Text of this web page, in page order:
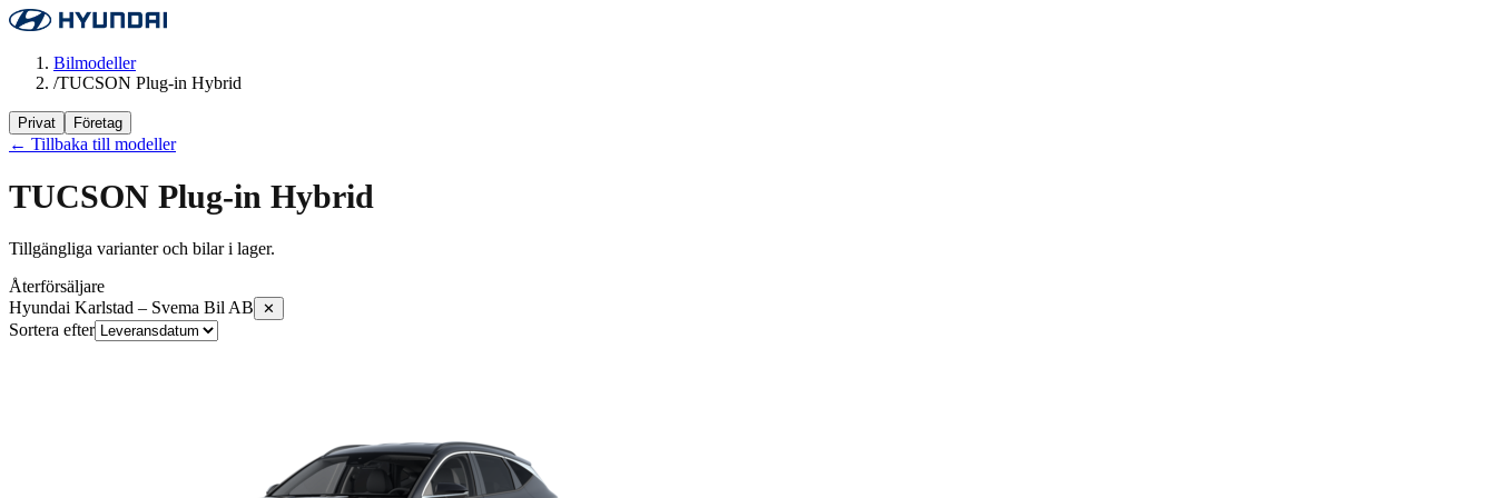
Bilmodeller
/TUCSON Plug-in Hybrid
Privat Företag
← Tillbaka till modeller
TUCSON Plug-in Hybrid
Tillgängliga varianter och bilar i lager.
Återförsäljare
Hyundai Karlstad – Svema Bil AB
✕
Sortera efter